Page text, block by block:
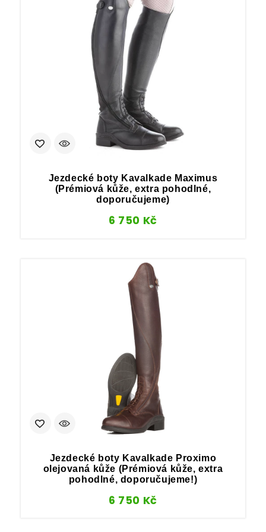
Jezdecké boty Kavalkade Maximus
(Prémiová kůže, extra pohodlné,
doporučujeme)
6 750 Kč
Jezdecké boty Kavalkade Proximo
olejovaná kůže (Prémiová kůže, extra
pohodlné, doporučujeme!)
6 750 Kč